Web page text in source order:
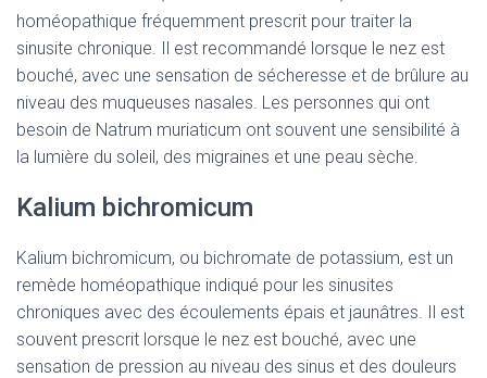
homéopathique fréquemment prescrit pour traiter la
sinusite chronique. Il est recommandé lorsque le nez est
bouché, avec une sensation de sécheresse et de brûlure au
niveau des muqueuses nasales. Les personnes qui ont
besoin de Natrum muriaticum ont souvent une sensibilité à
la lumière du soleil, des migraines et une peau sèche.
Kalium bichromicum
Kalium bichromicum, ou bichromate de potassium, est un
remède homéopathique indiqué pour les sinusites
chroniques avec des écoulements épais et jaunâtres. Il est
souvent prescrit lorsque le nez est bouché, avec une
sensation de pression au niveau des sinus et des douleurs